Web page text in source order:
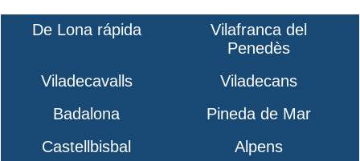
De Lona rápida
Vilafranca del
Penedès
Viladecavalls
Viladecans
Badalona
Pineda de Mar
Castellbisbal
Alpens